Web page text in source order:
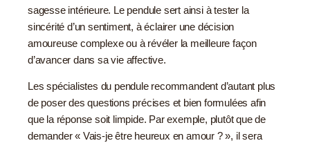
sagesse intérieure. Le pendule sert ainsi à tester la
sincérité d’un sentiment, à éclairer une décision
amoureuse complexe ou à révéler la meilleure façon
d’avancer dans sa vie affective.
Les spécialistes du pendule recommandent d’autant plus
de poser des questions précises et bien formulées afin
que la réponse soit limpide. Par exemple, plutôt que de
demander « Vais-je être heureux en amour ? », il sera